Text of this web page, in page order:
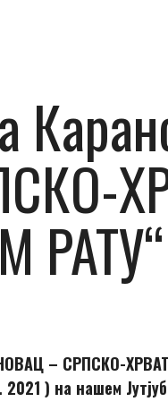
– СРПСКО-
) на нашем